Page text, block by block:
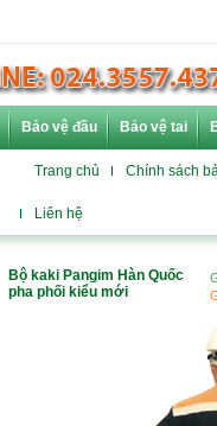
Bảo vệ đầu Bảo vệ tai
Trang chủ Chính sách
Liên hệ
Bộ kaki Pangim Hàn Quốc
pha phối kiểu mới